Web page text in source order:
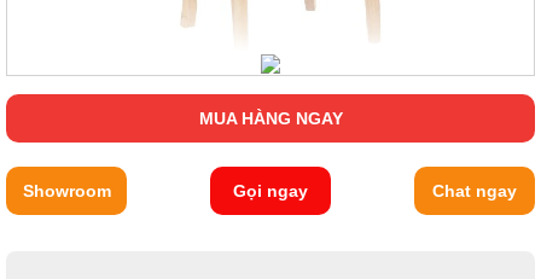
MUA HÀNG NGAY
Showroom Gọi ngay Chat ngay